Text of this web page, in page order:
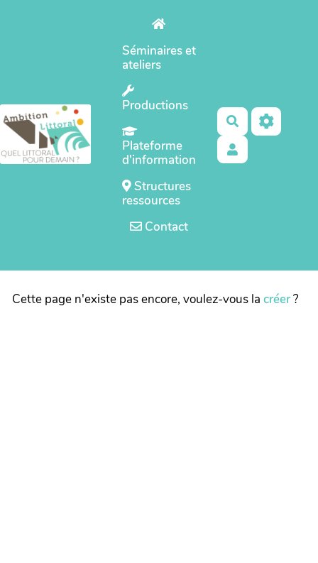
Séminaires et
ateliers
Productions
Plateforme
d'information
Structures
ressources
Contact
Rechercher
Cette page n'existe pas encore, voulez-vous la créer?